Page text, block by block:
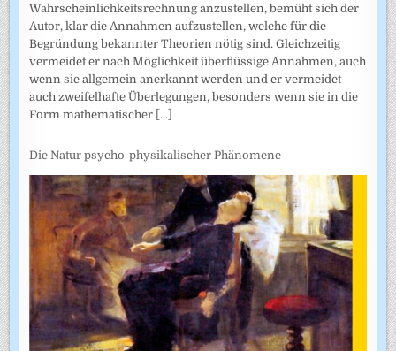
Wahrscheinlich­keitsrechnung anzustellen, bemüht sich der
Autor, klar die Annahmen auf­zustellen, welche für die
Begründung bekannter Theorien nötig sind. Gleichzeitig
vermeidet er nach Möglichkeit überflüssige Annahmen, auch
wenn sie allgemein anerkannt werden und er vermeidet
auch zweifel­hafte Überlegungen, besonders wenn sie in die
Form mathematischer [...]
Die Natur psycho-physikalischer Phänomene